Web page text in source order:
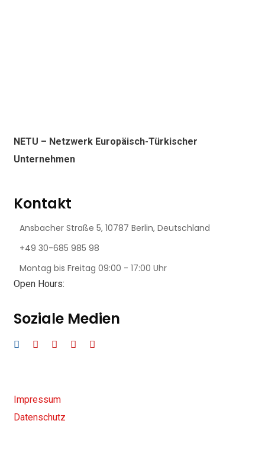
NETU – Netzwerk Europäisch-Türkischer
Unternehmen
Kontakt
Ansbacher Straße 5, 10787 Berlin, Deutschland
+49 30-685 985 98
Montag bis Freitag 09:00 - 17:00 Uhr
Open Hours:
Soziale Medien
Impressum
Datenschutz